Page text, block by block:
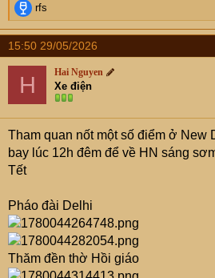
R
e
a
c
t
n
s
:
rfs
15:50 29/05/2026
H Hai Nguyen
Xe điện
Tham quan nốt một số điểm ở New
bay lúc 12h đêm để về HN sáng
Tết
Pháo đài Delhi
Thăm đền thờ Hồi giáo